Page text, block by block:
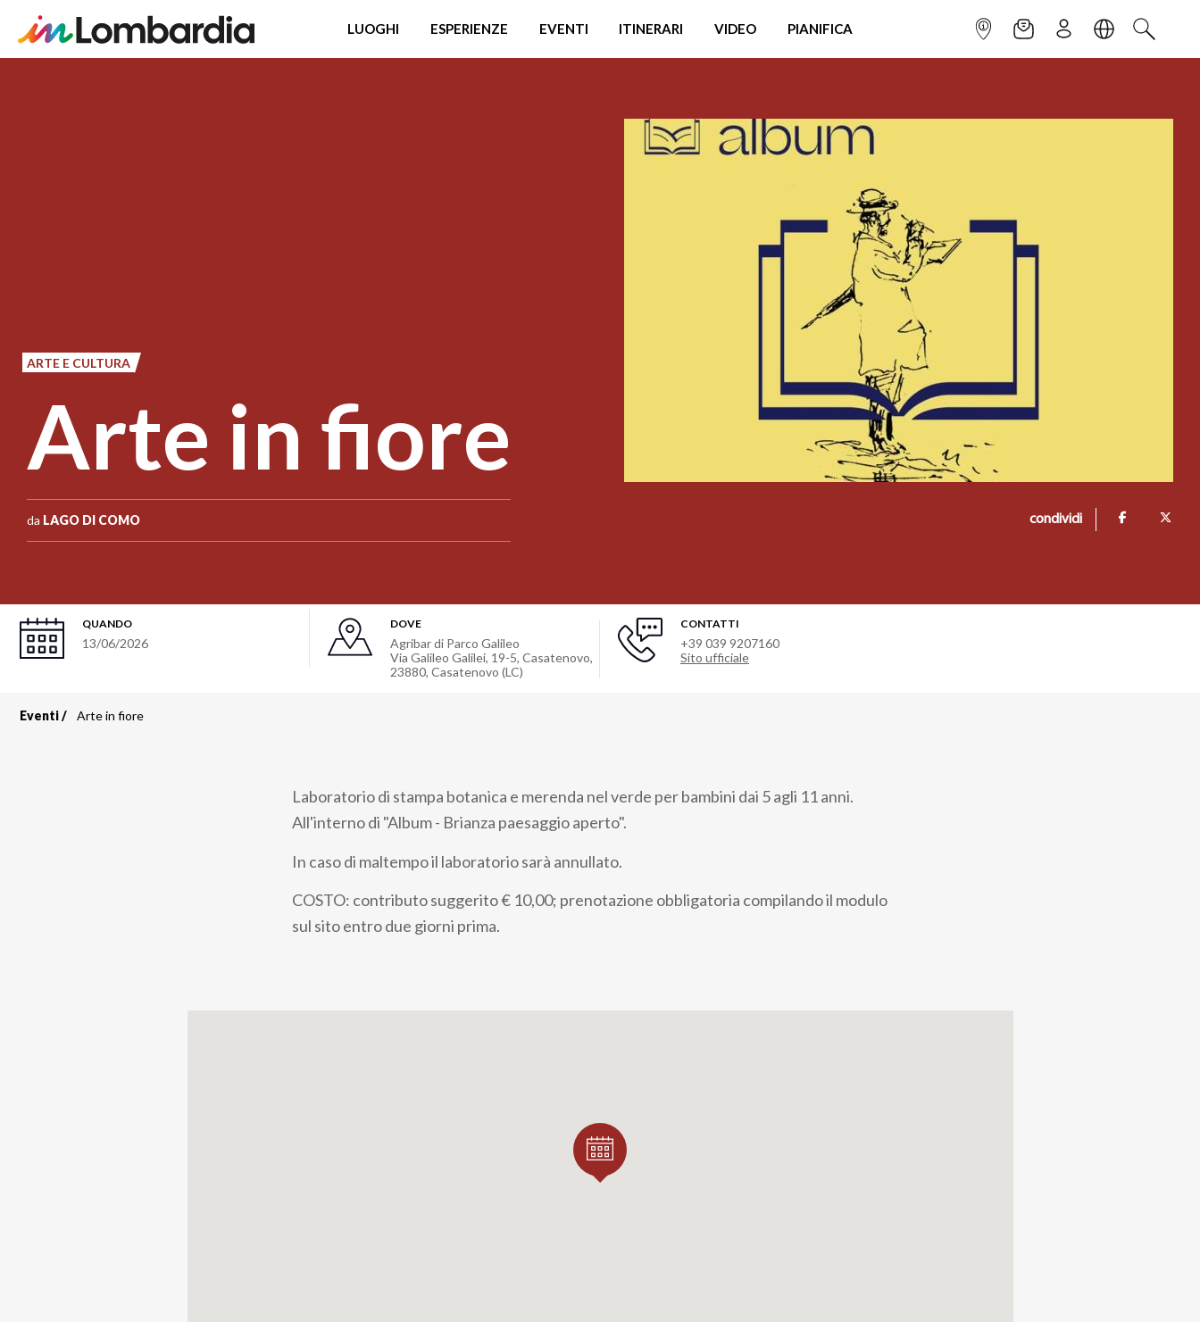
LUOGHI ESPERIENZE EVENTI ITINERARI VIDEO PIANIFICA INFOPOINTNEWSLETTER
ISCRIVITILINGUACERCA
ARTE E CULTURA
Arte in fiore
da LAGO DI COMO condividi
QUANDO
13/06/2026
DOVE
Agribar di Parco Galileo
Via Galileo Galilei, 19-5, Casatenovo,
23880, Casatenovo (LC)
CONTATTI
+39 039 9207160
Sito ufficiale
Eventi Arte in fiore
Laboratorio di stampa botanica e merenda nel verde per bambini dai 5 agli 11 anni.
All'interno di "Album - Brianza paesaggio aperto".
In caso di maltempo il laboratorio sarà annullato.
COSTO: contributo suggerito € 10,00; prenotazione obbligatoria compilando il modulo
sul sito entro due giorni prima.